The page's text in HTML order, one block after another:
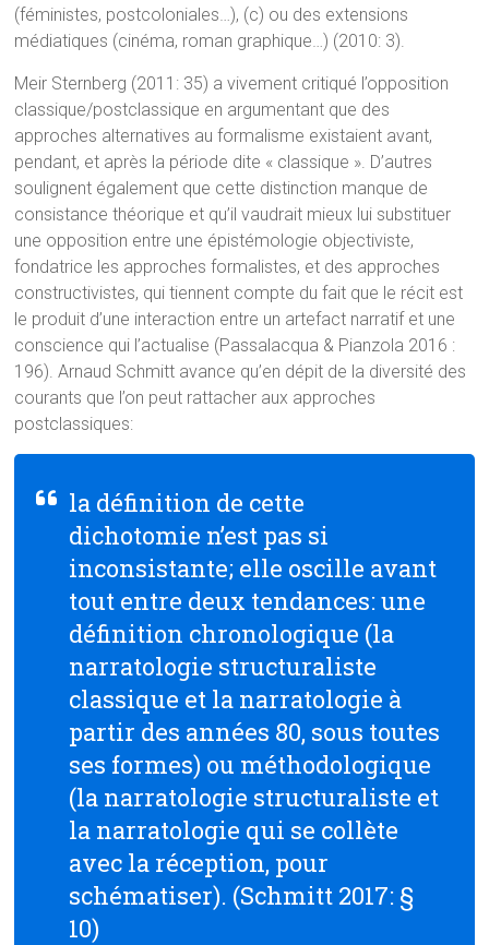
(féministes, postcoloniales…), (c) ou des extensions
médiatiques (cinéma, roman graphique…) (2010: 3).
Meir Sternberg (2011: 35) a vivement critiqué l’opposition
classique/postclassique en argumentant que des
approches alternatives au formalisme existaient avant,
pendant, et après la période dite « classique ». D’autres
soulignent également que cette distinction manque de
consistance théorique et qu’il vaudrait mieux lui substituer
une opposition entre une épistémologie objectiviste,
fondatrice les approches formalistes, et des approches
constructivistes, qui tiennent compte du fait que le récit est
le produit d’une interaction entre un artefact narratif et une
conscience qui l’actualise (Passalacqua & Pianzola 2016 :
196). Arnaud Schmitt avance qu’en dépit de la diversité des
courants que l’on peut rattacher aux approches
postclassiques:
la définition de cette
dichotomie n’est pas si
inconsistante; elle oscille avant
tout entre deux tendances: une
définition chronologique (la
narratologie structuraliste
classique et la narratologie à
partir des années 80, sous toutes
ses formes) ou méthodologique
(la narratologie structuraliste et
la narratologie qui se collète
avec la réception, pour
schématiser). (Schmitt 2017: §
10)